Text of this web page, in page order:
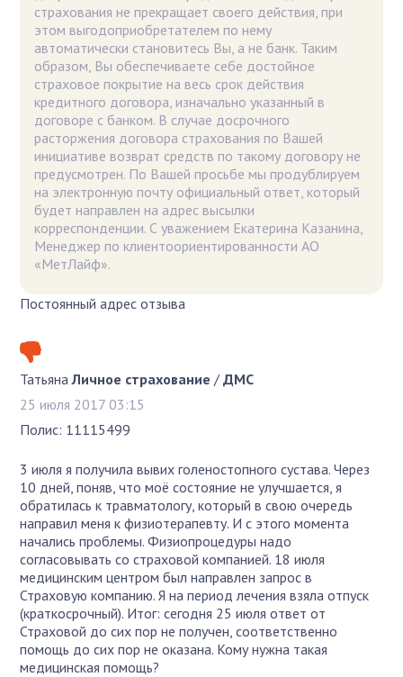
страхования не прекращает своего действия, при
этом выгодоприобретателем по нему
автоматически становитесь Вы, а не банк. Таким
образом, Вы обеспечиваете себе достойное
страховое покрытие на весь срок действия
кредитного договора, изначально указанный в
договоре с банком. В случае досрочного
расторжения договора страхования по Вашей
инициативе возврат средств по такому договору не
предусмотрен. По Вашей просьбе мы продублируем
на электронную почту официальный ответ, который
будет направлен на адрес высылки
корреспонденции. С уважением Екатерина Казанина,
Менеджер по клиентоориентированности АО
«МетЛайф».
Постоянный адрес отзыва
Татьяна Личное страхование /ДМС
25 июля 2017 03:15
Полис: 11115499
3 июля я получила вывих голеностопного сустава. Через
10 дней, поняв, что моё состояние не улучшается, я
обратилась к травматологу, который в свою очередь
направил меня к физиотерапевту. И с этого момента
начались проблемы. Физиопроцедуры надо
согласовывать со страховой компанией. 18 июля
медицинским центром был направлен запрос в
Страховую компанию. Я на период лечения взяла отпуск
(краткосрочный). Итог: сегодня 25 июля ответ от
Страховой до сих пор не получен, соответственно
помощь до сих пор не оказана. Кому нужна такая
медицинская помощь?